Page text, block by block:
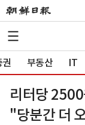
부동산 IT
리터당
"당분간 더